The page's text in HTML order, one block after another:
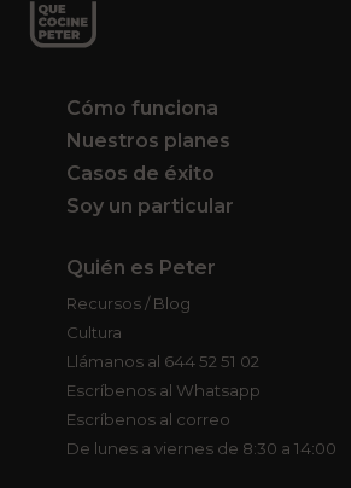
Cómo funciona
Nuestros planes
Casos de éxito
Soy un particular
Quién es Peter
Recursos / Blog
Cultura
Llámanos al 644 52 51 02
Escríbenos al Whatsapp
Escríbenos al correo
De lunes a viernes de 8:30 a 14:00